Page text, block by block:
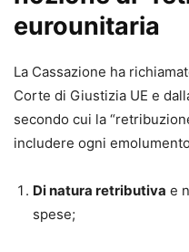
eurounitaria
La Cassazione ha
Corte di Giustizia UE e
secondo cui la
includere ogni
Di natura retributiva e
spese;